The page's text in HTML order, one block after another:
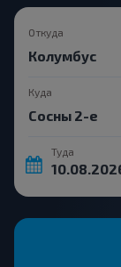
Откуда
Куда
Туда